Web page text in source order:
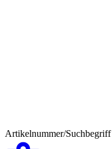
Artikelnummer/Suchbegriff